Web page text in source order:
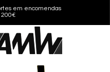
em encomendas
200€